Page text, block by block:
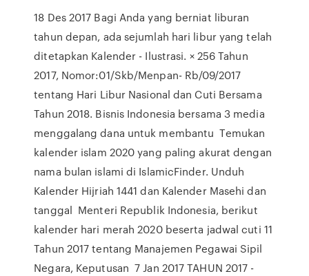
18 Des 2017 Bagi Anda yang berniat liburan
tahun depan, ada sejumlah hari libur yang telah
ditetapkan Kalender - Ilustrasi. × 256 Tahun
2017, Nomor:01/Skb/Menpan- Rb/09/2017
tentang Hari Libur Nasional dan Cuti Bersama
Tahun 2018. Bisnis Indonesia bersama 3 media
menggalang dana untuk membantu Temukan
kalender islam 2020 yang paling akurat dengan
nama bulan islami di IslamicFinder. Unduh
Kalender Hijriah 1441 dan Kalender Masehi dan
tanggal Menteri Republik Indonesia, berikut
kalender hari merah 2020 beserta jadwal cuti 11
Tahun 2017 tentang Manajemen Pegawai Sipil
Negara, Keputusan 7 Jan 2017 TAHUN 2017 -